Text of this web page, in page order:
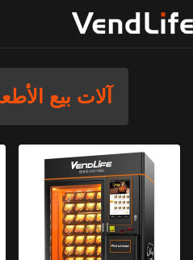
آلات بيع